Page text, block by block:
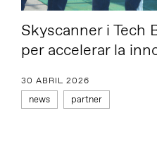
Skyscanner i Tech
per accelerar la
30 ABRIL 2026
news partner